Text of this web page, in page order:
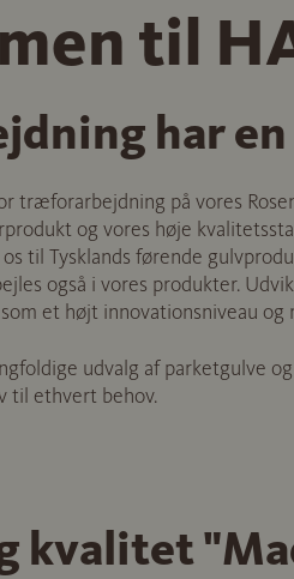
til
har
træforarbejdning på vores
og vores høje
til Tysklands førende
også i vores produkter.
et højt innovationsniveau og
udvalg af parketgulve
til ethvert behov.
kvalitet